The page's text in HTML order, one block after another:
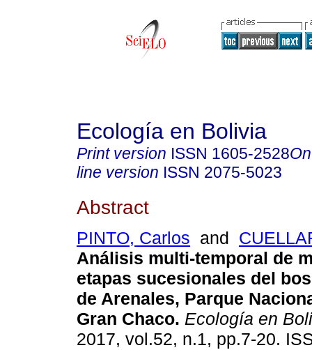
Ecología en Bolivia
Print version ISSN 1605-2528
line version ISSN 2075-5023
Abstract
PINTO, Carlos and
Análisis multi-temporal de
etapas sucesionales del
de Arenales, Parque
Gran Chaco. Ecología en
2017, vol.52, n.1, pp.7-20.